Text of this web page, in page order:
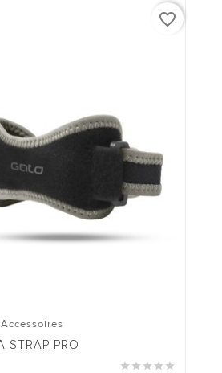
STRAP PRO
    
favorite_border